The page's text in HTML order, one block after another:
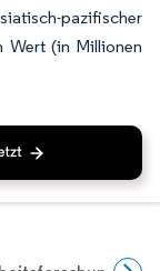
pazifischer
Wert (in Millionen